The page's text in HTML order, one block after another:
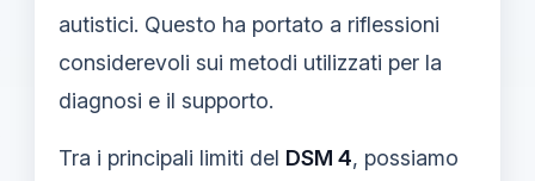
autistici. Questo ha portato a riflessioni
considerevoli sui metodi utilizzati per la
diagnosi e il supporto.
Tra i principali limiti del DSM 4, possiamo